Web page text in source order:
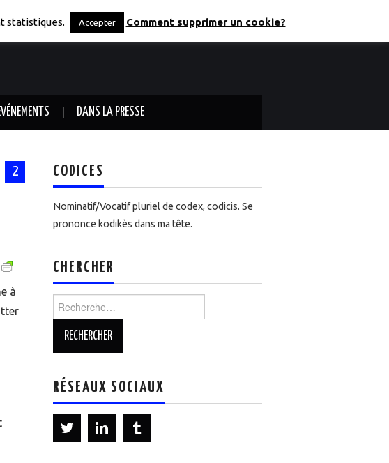
DANS LA PRESSE
2
à
CODICES
Nominatif/Vocatif pluriel de codex, codicis. Se
prononce kodikès dans ma tête.
CHERCHER
Rechercher :
RÉSEAUX SOCIAUX
statistiques. Accepter Comment supprimer un cookie?